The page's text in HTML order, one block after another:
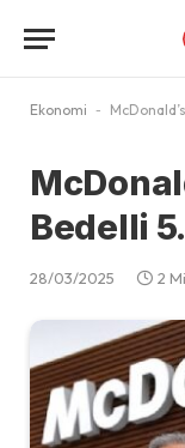
Ekonomi -
Bedelli
28/03/2025 2